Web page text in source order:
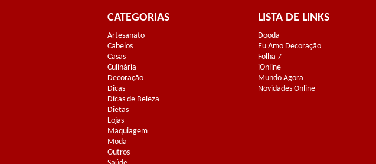
CATEGORIAS
Artesanato
Cabelos
Casas
Culinária
Decoração
Dicas
Dicas de Beleza
Dietas
Lojas
Maquiagem
Moda
Outros
LISTA DE LINKS
Dooda
Eu Amo Decoração
Folha 7
iOnline
Mundo Agora
Novidades Online